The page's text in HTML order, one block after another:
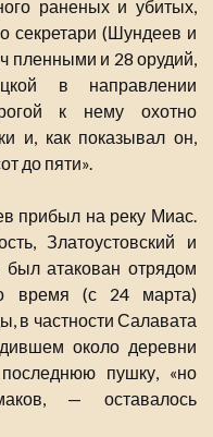
раненых и убитых,
секретари (Шундеев и
пленными и 28 орудий,
в направлении
к нему охотно
и, как показывал он,
до пяти».
прибыл на реку Миас.
Златоустовский и
атакован отрядом
время (с 24 марта)
в частности Салавата
около деревни
пушку, «но
— оставалось